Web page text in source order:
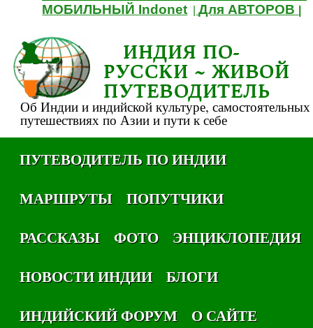
МОБИЛЬНЫЙ Indonet |Для АВТОРОВ
ИНДИЯ ПО-
РУССКИ ~ ЖИВОЙ
ПУТЕВОДИТЕЛЬ
Об Индии и индийской культуре, самостоятельных
путешествиях по Азии и пути к себе
ПУТЕВОДИТЕЛЬ ПО ИНДИИ
МАРШРУТЫ
ПОПУТЧИКИ
РАССКАЗЫ
ФОТО
ЭНЦИКЛОПЕДИЯ
НОВОСТИ ИНДИИ
БЛОГИ
ИНДИЙСКИЙ ФОРУМ
О САЙТЕ